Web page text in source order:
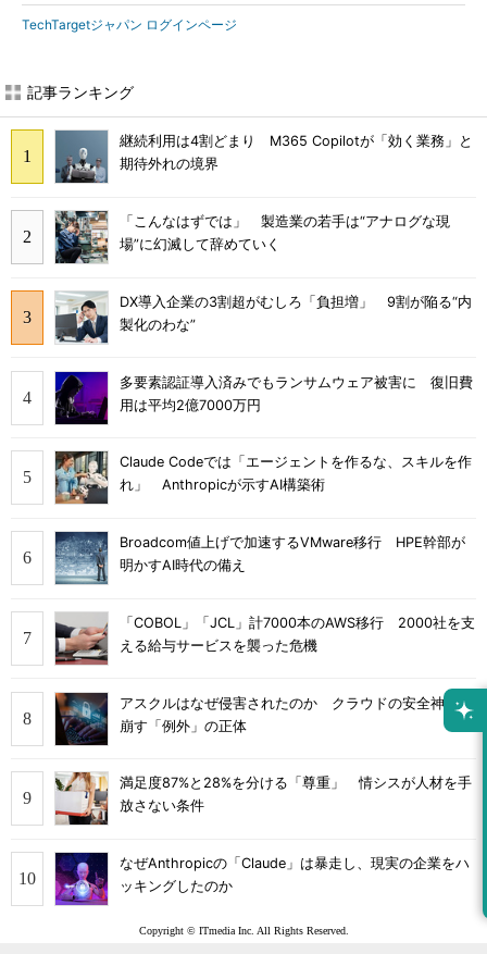
TechTargetジャパン ログインページ
記事ランキング
継続利用は4割どまり M365 Copilotが「効く業務」と
期待外れの境界
「こんなはずでは」 製造業の若手は“アナログな現
場”に幻滅して辞めていく
DX導入企業の3割超がむしろ「負担増」 9割が陥る“内
製化のわな”
多要素認証導入済みでもランサムウェア被害に 復旧費
用は平均2億7000万円
Claude Codeでは「エージェントを作るな、スキルを作
れ」 Anthropicが示すAI構築術
Broadcom値上げで加速するVMware移行 HPE幹部が
明かすAI時代の備え
「COBOL」「JCL」計7000本のAWS移行 2000社を支
える給与サービスを襲った危機
アスクルはなぜ侵害されたのか クラウドの安全神話を
崩す「例外」の正体
満足度87%と28%を分ける「尊重」 情シスが人材を手
放さない条件
なぜAnthropicの「Claude」は暴走し、現実の企業をハ
ッキングしたのか
Copyright © ITmedia Inc. All Rights Reserved.